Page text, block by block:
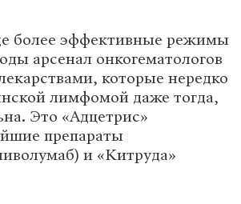
более эффективные режимы
арсенал онкогематологов
которые нередко
лимфомой даже тогда,
Это «Адцетрис»
препараты
и «Китруда»